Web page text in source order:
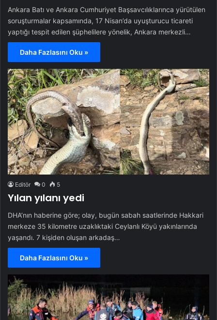
Ankara Batı ve Ankara Cumhuriyet Başsavcılıklarınca yürütülen
soruşturmalar kapsamında, 17 Nisan’da uyuşturucu ticareti
yaptığı tespit edilen şüphelilere yönelik, Ankara merkezli…
Daha Fazlasını Oku »
Editör 0 5
Yılan yılanı yedi
DHA’nın haberine göre; olay, bugün sabah saatlerinde Hakkari
merkeze 35 kilometre uzaklıktaki Ceylanlı Köyü yakınlarında
yaşandı. 7 kişiden oluşan arkadaş…
Daha Fazlasını Oku »